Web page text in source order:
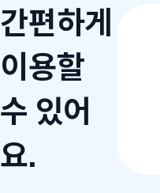
간편하게
이용할
수 있어
요.